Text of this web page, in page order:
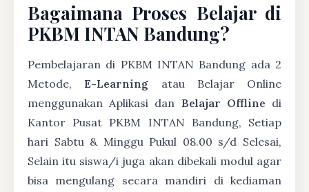
Bagaimana Proses Belajar di
PKBM INTAN Bandung?
Pembelajaran di PKBM INTAN Bandung ada 2
Metode,E-Learning atau Belajar Online
menggunakan Aplikasi dan Belajar Offline di
Kantor Pusat PKBM INTAN Bandung, Setiap
hari Sabtu & Minggu Pukul 08.00 s/d Selesai,
Selain itu siswa/i juga akan dibekali modul agar
bisa mengulang secara mandiri di kediaman